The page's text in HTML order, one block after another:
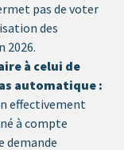
pas de voter
des
2026.
à celui de
automatique :
effectivement
à compte
demande